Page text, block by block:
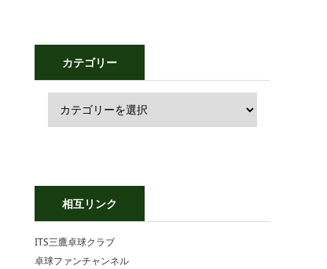
カテゴリー
相互リンク
ITS三鷹卓球クラブ
卓球ファンチャンネル